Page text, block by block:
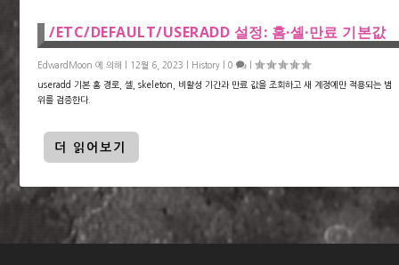
/ETC/DEFAULT/USERADD 설정: 홈·셸·만료 기본값
EdwardMoon 에 의해 | 12월 6, 2023 History |0 |
useradd 기본 홈 경로, 셸, skeleton, 비활성 기간과 만료 값을 조회하고 새 계정에만 적용되는 범
위를 검증한다.
더 읽어보기